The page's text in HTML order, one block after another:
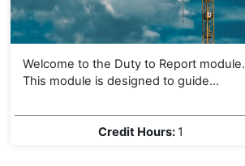
Welcome to the Duty to Report module.
This module is designed to guide
through the critical professional and
ethical responsibilities surrounding the
Credit Hours: 1